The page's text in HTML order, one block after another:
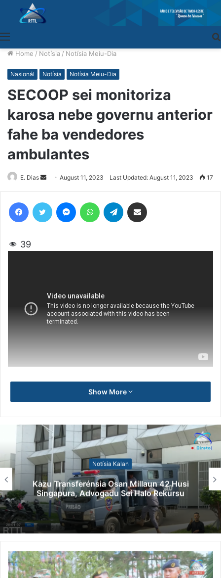
Home / Notísia / Notísia Meiu-Dia
Nasionál Notísia Notísia Meiu-Dia
SECOOP sei monitoriza
karosa nebe governu anterior
fahe ba vendedores
ambulantes
E. Dias
Send
an
August 11, 2023 Last Updated: August 11, 2023 17
39
Show More
Notísia Kalan
Kazu Transferénsia Osan Millaun 42 Husi
Singapura, Advogadu Sei Halo Rekursu